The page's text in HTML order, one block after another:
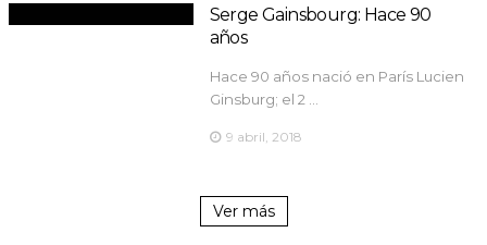
Serge Gainsbourg: Hace 90
años
Hace 90 años nació en París Lucien
Ginsburg; el 2 …
9 abril, 2018
Ver más